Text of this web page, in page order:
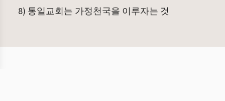
8) 통일교회는 가정천국을 이루자는 것